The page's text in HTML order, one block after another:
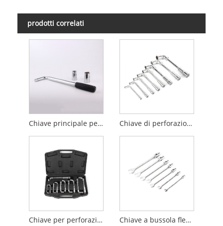
prodotti correlati
Chiave principale per ruote Chiave di perforazione tipo L
Chiave per perforazione tipo L da 11 pezzi Chiave a bussola flessibile